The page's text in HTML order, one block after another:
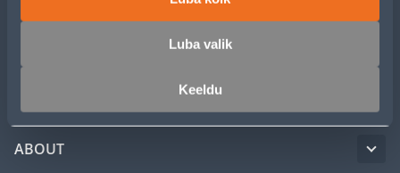
Luba valik
Keeldu
ABOUT